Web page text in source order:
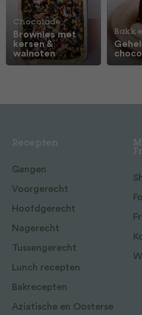
Chocolade
Brownies met
kersen &
walnoten
Recepten
Gangen
Voorgerecht
Hoofdgerecht
Nagerecht
Tussengerecht
Lunch recepten
Bakrecepten
Aziatische en Oosterse